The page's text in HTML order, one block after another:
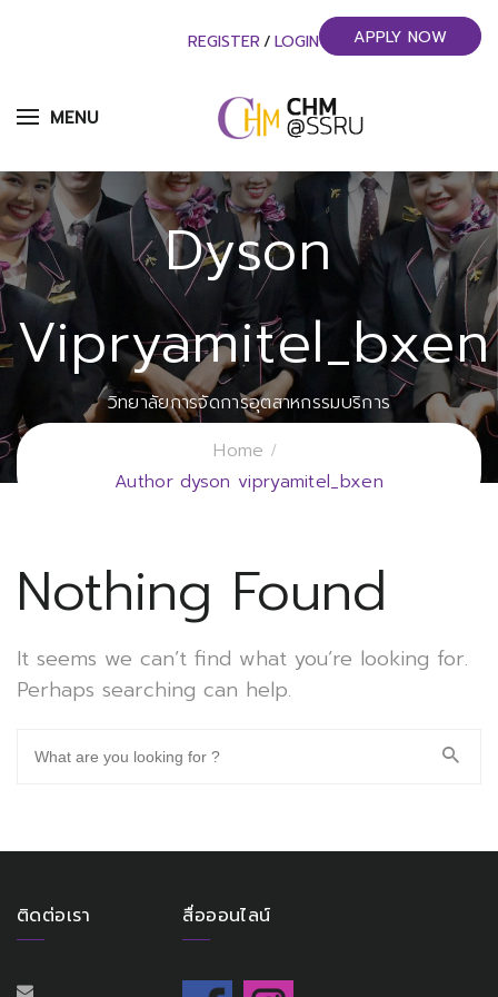
MENU
REGISTER / LOGIN APPLY NOW
Dyson
Vipryamitel_bxen
วิทยาลัยการจัดการอุตสาหกรรมบริการ
Home
Author dyson vipryamitel_bxen
Nothing Found
It seems we can’t find what you’re looking for.
Perhaps searching can help.
ติดต่อเรา สื่อออนไลน์